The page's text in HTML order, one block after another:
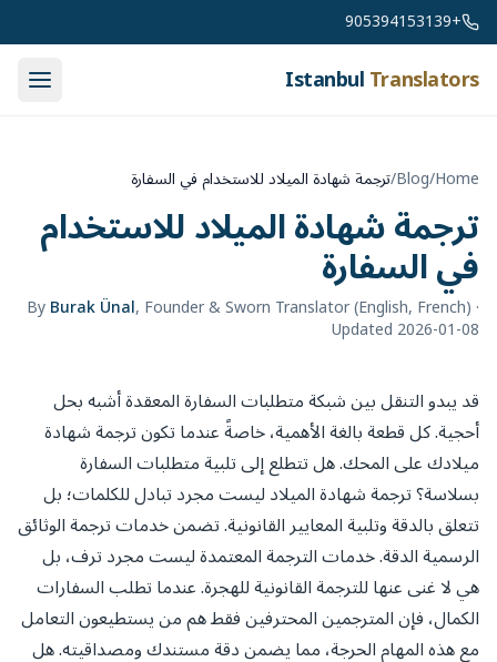
Skip to content
+905394153139
IstanbulTranslators
Home
/
Blog
/ترجمة شهادة الميلاد للاستخدام في السفارة
ترجمة شهادة الميلاد للاستخدام
في السفارة
ByBurak Ünal, Founder & Sworn Translator (English, French) ·
Updated 2026-01-08
قد يبدو التنقل بين شبكة متطلبات السفارة المعقدة أشبه بحل
أحجية. كل قطعة بالغة الأهمية، خاصةً عندما تكون ترجمة شهادة
ميلادك على المحك. هل تتطلع إلى تلبية متطلبات السفارة
بسلاسة؟ ترجمة شهادة الميلاد ليست مجرد تبادل للكلمات؛ بل
تتعلق بالدقة وتلبية المعايير القانونية. تضمن خدمات ترجمة الوثائق
الرسمية الدقة. خدمات الترجمة المعتمدة ليست مجرد ترف، بل
هي لا غنى عنها للترجمة القانونية للهجرة. عندما تطلب السفارات
الكمال، فإن المترجمين المحترفين فقط هم من يستطيعون التعامل
مع هذه المهام الحرجة، مما يضمن دقة مستندك ومصداقيته. هل